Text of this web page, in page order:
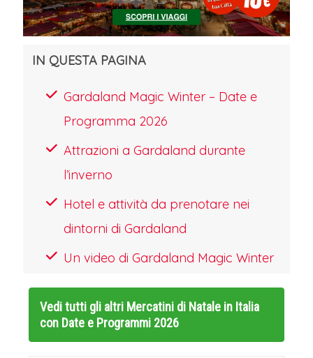
IN QUESTA PAGINA
Gardaland Magic Winter – Date e
Programma 2026
Attrazioni a Gardaland durante
l’inverno
Hotel e attività da prenotare nei
dintorni di Gardaland
Un video di Gardaland Magic Winter
Vedi tutti gli altri Mercatini di Natale in Italia
con Date e Programmi 2026